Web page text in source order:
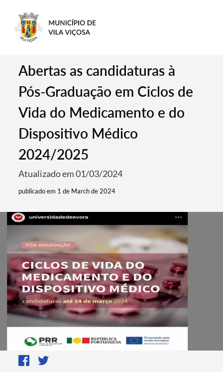
Abertas as candidaturas à
Pós-Graduação em Ciclos de
Vida do Medicamento e do
Dispositivo Médico
2024/2025
Atualizado em 01/03/2024
publicado em 1 de March de 2024